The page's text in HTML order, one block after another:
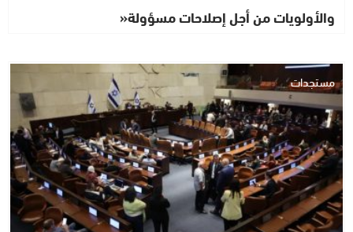
والأولويات من أجل إصلاحات مسؤولة«
مستجدات